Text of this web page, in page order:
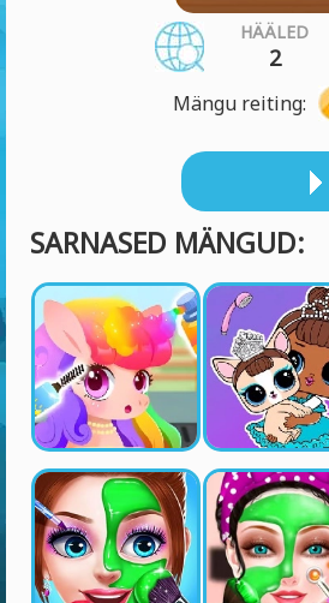
HÄÄLED
2
Mängu reiting:
SARNASED MÄNGUD: